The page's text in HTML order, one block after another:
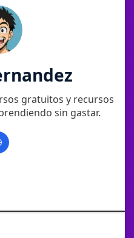
gratuitos y recursos
sin gastar.